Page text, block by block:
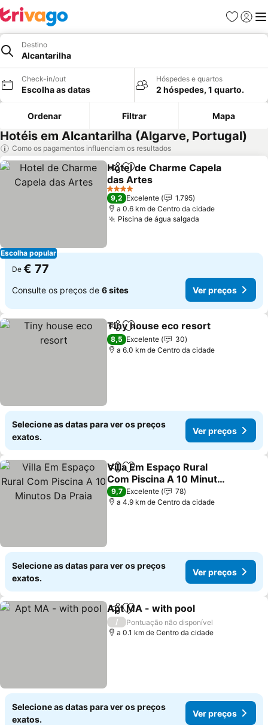
Favoritos
Iniciar
Destino
Alcantarilha
Check-in/out
Escolha as datas
Hóspedes e quartos
2 hóspedes, 1 quarto.
Ordenar Filtrar Mapa
Hotéis em Alcantarilha (Algarve, Portugal)
Como os pagamentos influenciam os resultados
Escolha popular
PartilharAdicionar aos favoritos
Hotel de Charme Capela
das Artes
Ver preços
4 Estrelas
9,2 Excelente
1.795
a 0.6 km de Centro da cidade
Piscina de água salgada
De € 77
Consulte os preços de 6 sites Ver preços
PartilharAdicionar aos favoritos
Tiny house eco resort
8,5 Excelente
30
a 6.0 km de Centro da cidade
Selecione as datas para ver os preços
exatos.
Ver preços
PartilharAdicionar aos favoritos
Villa Em Espaço Rural
Com Piscina A 10 Minutos
Da Praia
Ver preços
9,7 Excelente
78
a 4.9 km de Centro da cidade
Selecione as datas para ver os preços
exatos.
Ver preços
PartilharAdicionar aos favoritos
Apt MA - with pool
/
Pontuação não disponível
a 0.1 km de Centro da cidade
Selecione as datas para ver os preços
exatos.
Ver preços